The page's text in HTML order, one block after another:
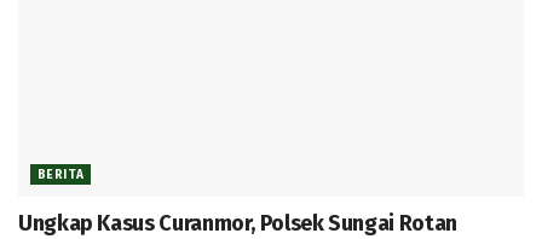
BERITA
Ungkap Kasus Curanmor, Polsek Sungai Rotan